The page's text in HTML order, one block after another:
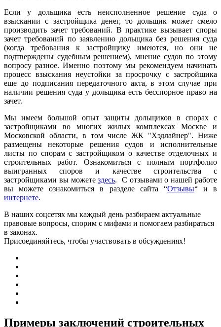
Если у дольщика есть неисполненное решение суда о
взыскании с застройщика денег, то дольщик может смело
производить зачет требований. В практике вызывает споры
зачет требований по заявлению дольщика без решения суда
(когда требования к застройщику имеются, но они не
подтверждены судебным решением), мнение судов по этому
вопросу разное. Именно поэтому мы рекомендуем начинать
процесс взыскания неустойки за просрочку с застройщика
еще до подписания передаточного акта, в этом случае при
наличии решения суда у дольщика есть бесспорное право на
зачет.
Мы имеем большой опыт защиты дольщиков в спорах с
застройщиками во многих жилых комплексах Москве и
Московской области, в том числе ЖК "Хэдлайнер". Ниже
размещены некоторые решения судов и исполнительные
листы по спорам с застройщиком о качестве отделочных и
строительных работ. Ознакомиться с полным портфолио
выигранных споров и качестве строительства с
застройщиками вы можетездесь. С отзывами о нашей работе
вы можете ознакомиться в разделе сайта “Отзывы“ и в
интернете.
В наших соцсетях мы каждый день разбираем актуальные
правовые вопросы, спорим с мифами и помогаем разбираться
в законах.
Присоединяйтесь, чтобы участвовать в обсуждениях!
Примеры заключений строительных